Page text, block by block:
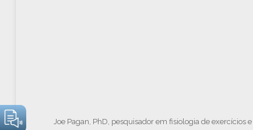
Joe Pagan, PhD, pesquisador em fisiologia de exercícios